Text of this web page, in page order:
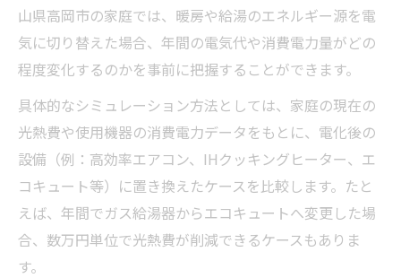
山県高岡市の家庭では、暖房や給湯のエネルギー源を電
気に切り替えた場合、年間の電気代や消費電力量がどの
程度変化するのかを事前に把握することができます。
具体的なシミュレーション方法としては、家庭の現在の
光熱費や使用機器の消費電力データをもとに、電化後の
設備（例：高効率エアコン、IHクッキングヒーター、エ
コキュート等）に置き換えたケースを比較します。たと
えば、年間でガス給湯器からエコキュートへ変更した場
合、数万円単位で光熱費が削減できるケースもありま
す。